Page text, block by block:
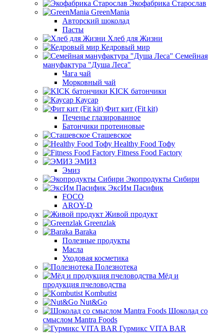
Экофабрика Старослав
GreenMania
Авторский шоколад
Пасты
Хлеб для Жизни
Кедровый мир
Семейная
мануфактура "Душа Леса"
Чага чай
Морковный чай
KICK батончики
Каусар
Фит кит (Fit kit)
Печенье глазированное
Батончики протеиновые
Сташевское
Healthy Food Тофу
Fitness Food Factory
ЭМИЗ
Эмиз
Экопродукты Сибири
ЭксИм Пасифик
FOCO
AROY-D
Живой продукт
Greenzlak
Baraka
Полезные продукты
Масла
Уходовая косметика
Полезнотека
Мёд и
продукция пчеловодства
Kombutist
Nut&Go
Шоколад со
смыслом Mantra Foods
Гурмикс VITA BAR